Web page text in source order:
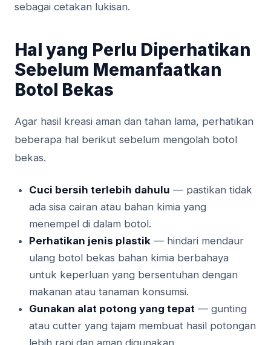
sebagai cetakan lukisan.
Hal yang Perlu Diperhatikan
Sebelum Memanfaatkan
Botol Bekas
Agar hasil kreasi aman dan tahan lama, perhatikan
beberapa hal berikut sebelum mengolah botol
bekas.
Cuci bersih terlebih dahulu — pastikan tidak
ada sisa cairan atau bahan kimia yang
menempel di dalam botol.
Perhatikan jenis plastik — hindari mendaur
ulang botol bekas bahan kimia berbahaya
untuk keperluan yang bersentuhan dengan
makanan atau tanaman konsumsi.
Gunakan alat potong yang tepat — gunting
atau cutter yang tajam membuat hasil potongan